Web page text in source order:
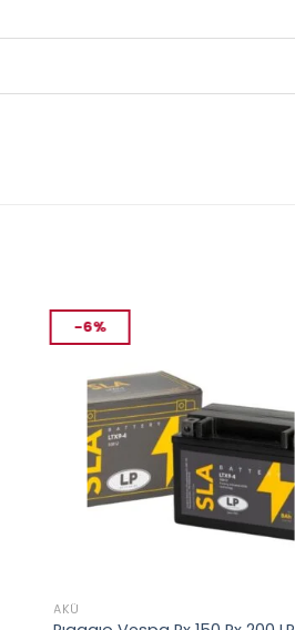
-6%
AKÜ